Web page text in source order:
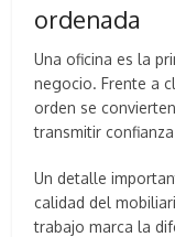
ordenada
Una oficina es la
negocio. Frente a
orden se
transmitir
Un detalle
calidad del
trabajo marca la